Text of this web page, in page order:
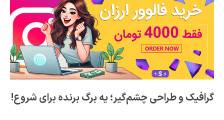
گرافیک و طراحی چشم‌گیر؛ یه برگ برنده برای شروع!